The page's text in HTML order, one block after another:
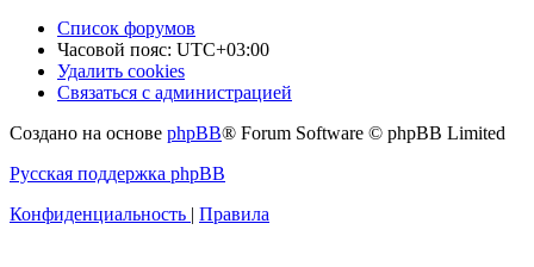
Список форумов
Часовой пояс: UTC+03:00
Удалить cookies
Связаться с администрацией
Создано на основе phpBB® Forum Software © phpBB Limited
Русская поддержка phpBB
Конфиденциальность
Правила